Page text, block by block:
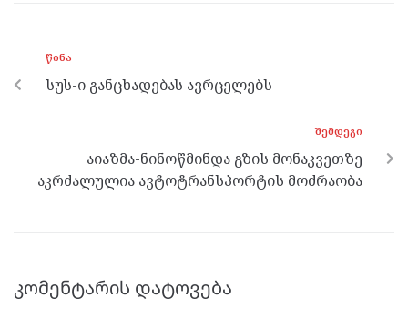
o
o
k
er m p
p
ᲬᲘᲜᲐ
სუს-ი განცხადებას ავრცელებს
ᲨᲔᲛᲓᲔᲒᲘ
აიაზმა-ნინოწმინდა გზის მონაკვეთზე
აკრძალულია ავტოტრანსპორტის მოძრაობა
კომენტარის დატოვება